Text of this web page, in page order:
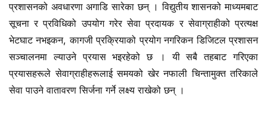
प्रशासनको अवधारणा अगाडि सारेका छन् । विद्युतीय शासनको माध्यमबाट
सूचना र प्रविधिको उपयोग गरेर सेवा प्रदायक र सेवाग्राहीको प्रत्यक्ष
भेटघाट नभइकन, कागजी प्रक्रियाको प्रयोग नगरिकन डिजिटल प्रशासन
सञ्चालनमा ल्याउने प्रयास भइरहेको छ । यी सबै तहबाट गरिएका
प्रयासहरूले सेवाग्राहीहरूलाई समयको खेर नफाली चिन्तामुक्त तरिकाले
सेवा पाउने वातावरण सिर्जना गर्ने लक्ष्य राखेको छन् ।